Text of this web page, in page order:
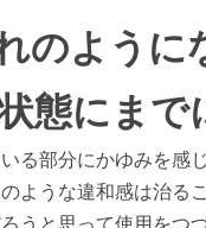
のように
態にまで
る部分にかゆみを感
ような違和感は治る